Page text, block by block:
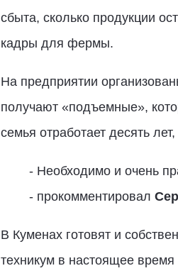
сбыта, сколько продукции
кадры для фермы.
На предприятии
получают «подъемные»,
семья отработает десять
- Необходимо и очень
- прокомментировал
В Куменах готовят и
техникум в настоящее